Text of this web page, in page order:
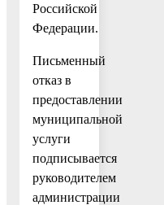
Российской
Федерации.
Письменный
отказ в
предоставлении
муниципальной
услуги
подписывается
руководителем
администрации